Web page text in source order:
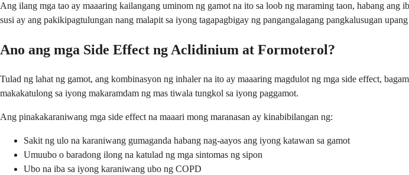
Ang ilang mga tao ay maaaring kailangang uminom ng gamot na ito sa loob ng maraming taon, habang
susi ay ang pakikipagtulungan nang malapit sa iyong tagapagbigay ng pangangalagang pangkalusugan
Ano ang mga Side Effect ng Aclidinium at Formoterol?
Tulad ng lahat ng gamot, ang kombinasyon ng inhaler na ito ay maaaring magdulot ng mga side effect,
makakatulong sa iyong makaramdam ng mas tiwala tungkol sa iyong paggamot.
Ang pinakakaraniwang mga side effect na maaari mong maranasan ay kinabibilangan ng:
Sakit ng ulo na karaniwang gumaganda habang nag-aayos ang iyong katawan sa gamot
Umuubo o baradong ilong na katulad ng mga sintomas ng sipon
Ubo na iba sa iyong karaniwang ubo ng COPD